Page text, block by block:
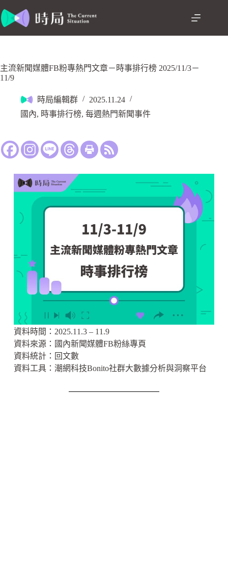
主流新聞媒體FB粉專熱門文章－時事排行榜 2025/11/3－
11/9
時局編輯群
2025.11.24
國內, 時事排行榜, 每週熱門新聞事件
資料時間：2025.11.3 – 11.9
資料來源：國內新聞媒體FB粉絲專頁
資料統計：回文數
資料工具：潮網科技Bonito社群大數據分析與洞察平台